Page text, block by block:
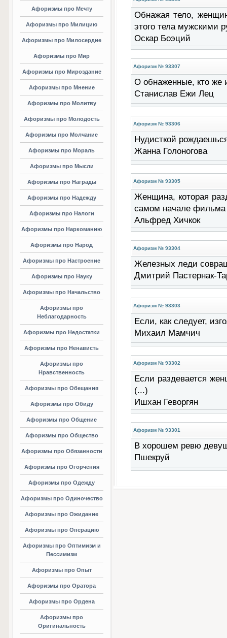
Афоризмы про Мечту
Афоризмы про Милицию
Афоризмы про Милосердие
Афоризмы про Мир
Афоризмы про Мироздание
Афоризмы про Мнение
Афоризмы про Молитву
Афоризмы про Молодость
Афоризмы про Молчание
Афоризмы про Мораль
Афоризмы про Мысли
Афоризмы про Награды
Афоризмы про Надежду
Афоризмы про Налоги
Афоризмы про Наркоманию
Афоризмы про Народ
Афоризмы про Настроение
Афоризмы про Науку
Афоризмы про Начальство
Афоризмы про
Неблагодарность
Афоризмы про Недостатки
Афоризмы про Ненависть
Афоризмы про
Нравственность
Афоризмы про Обещания
Афоризмы про Обиду
Афоризмы про Общение
Афоризмы про Общество
Афоризмы про Обязанности
Афоризмы про Огорчения
Афоризмы про Одежду
Афоризмы про Одиночество
Афоризмы про Ожидание
Афоризмы про Операцию
Афоризмы про Оптимизм и
Пессимизм
Афоризмы про Опыт
Афоризмы про Оратора
Афоризмы про Ордена
Афоризмы про
Оригинальность
Обнажая тело,
этого тела мужскими
Оскар Боэций
Афоризм № 93307
О обнаженные, кто же
Станислав Ежи Лец
Афоризм № 93306
Нудисткой
Жанна Голоногова
Афоризм № 93305
Женщина, которая
самом начале фильма
Альфред Хичкок
Афоризм № 93304
Железных леди
Дмитрий Пастернак-
Афоризм № 93303
Если, как следует,
Михаил Мамчич
Афоризм № 93302
Если раздевается
(...)
Ишхан Геворгян
Афоризм № 93301
В хорошем ревю
Пшекруй